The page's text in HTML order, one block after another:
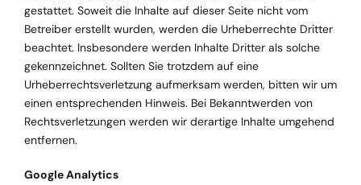
gestattet. Soweit die Inhalte auf dieser Seite nicht vom
Betreiber erstellt wurden, werden die Urheberrechte Dritter
beachtet. Insbesondere werden Inhalte Dritter als solche
gekennzeichnet. Sollten Sie trotzdem auf eine
Urheberrechtsverletzung aufmerksam werden, bitten wir um
einen entsprechenden Hinweis. Bei Bekanntwerden von
Rechtsverletzungen werden wir derartige Inhalte umgehend
entfernen.
Google Analytics